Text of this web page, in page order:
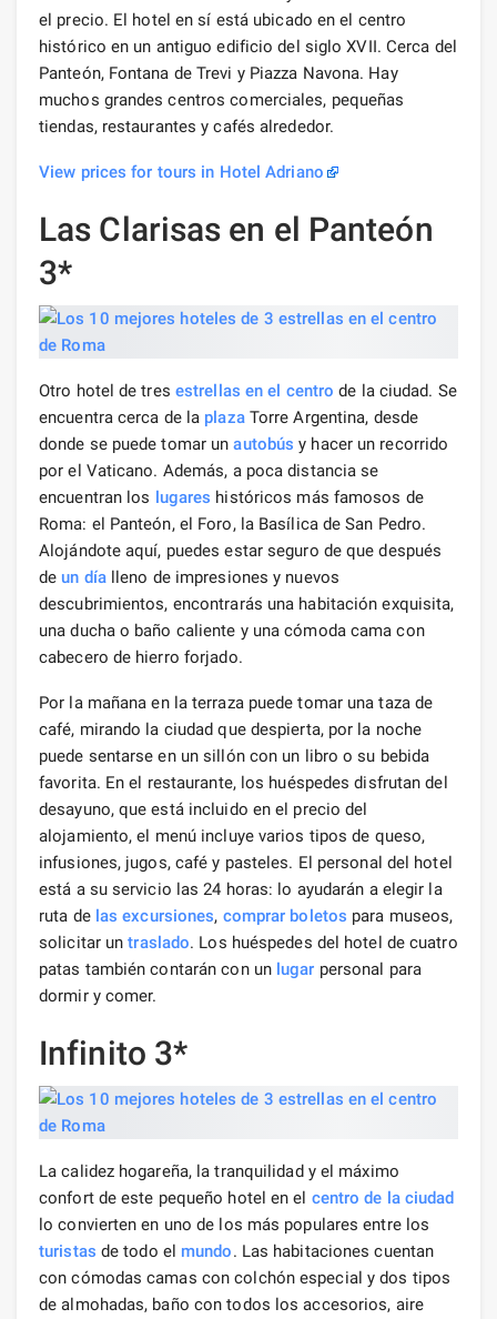
el precio. El hotel en sí está ubicado en el centro
histórico en un antiguo edificio del siglo XVII. Cerca del
Panteón, Fontana de Trevi y Piazza Navona. Hay
muchos grandes centros comerciales, pequeñas
tiendas, restaurantes y cafés alrededor.
View prices for tours in Hotel Adriano
Las Clarisas en el Panteón
3*
Otro hotel de tres estrellas en el centro de la ciudad. Se
encuentra cerca de la plazaTorre Argentina, desde
donde se puede tomar unautobús y hacer un recorrido
por el Vaticano. Además, a poca distancia se
encuentran los lugares históricos más famosos de
Roma: el Panteón, el Foro, la Basílica de San Pedro.
Alojándote aquí, puedes estar seguro de que después
deun díalleno de impresiones y nuevos
descubrimientos, encontrarás una habitación exquisita,
una ducha o baño caliente y una cómoda cama con
cabecero de hierro forjado.
Por la mañana en la terraza puede tomar una taza de
café, mirando la ciudad que despierta, por la noche
puede sentarse en un sillón con un libro o su bebida
favorita. En el restaurante, los huéspedes disfrutan del
desayuno, que está incluido en el precio del
alojamiento, el menú incluye varios tipos de queso,
infusiones, jugos, café y pasteles. El personal del hotel
está a su servicio las 24 horas: lo ayudarán a elegir la
ruta de las excursiones, comprar boletos para museos,
solicitar untraslado. Los huéspedes del hotel de cuatro
patas también contarán con un lugar personal para
dormir y comer.
Infinito 3*
La calidez hogareña, la tranquilidad y el máximo
confort de este pequeño hotel en el centro de la ciudad
lo convierten en uno de los más populares entre los
turistas de todo el mundo. Las habitaciones cuentan
con cómodas camas con colchón especial y dos tipos
de almohadas, baño con todos los accesorios, aire